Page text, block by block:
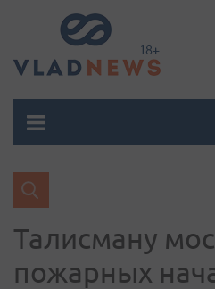
Талисману
пожарных